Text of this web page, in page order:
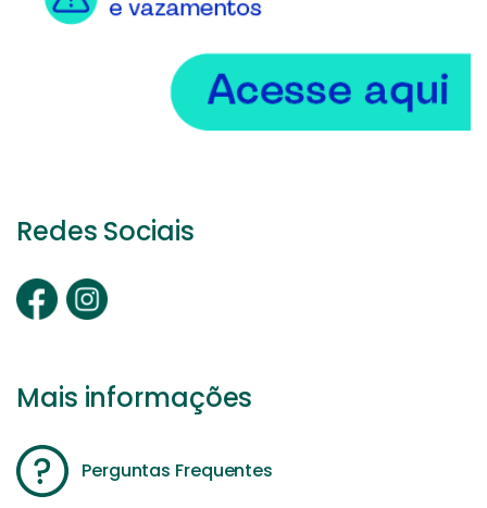
Redes Sociais
Mais informações
Perguntas Frequentes